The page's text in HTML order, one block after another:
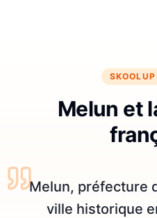
SKOOLUP
Melun et
Melun, préfecture
ville historique